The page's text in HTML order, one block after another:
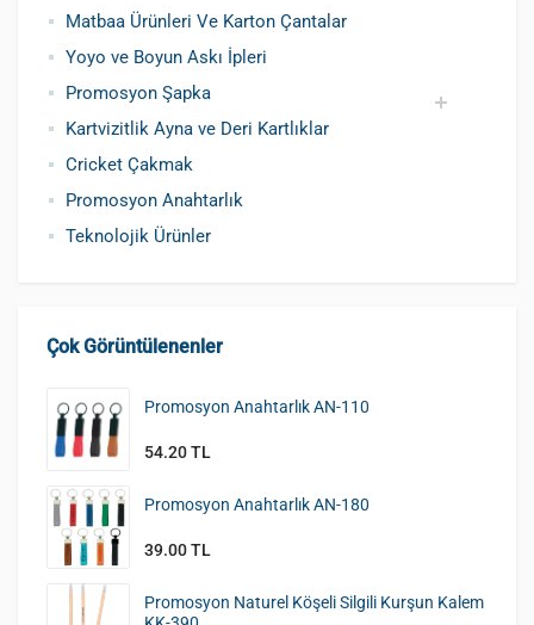
Matbaa Ürünleri Ve Karton Çantalar
Yoyo ve Boyun Askı İpleri
Promosyon Şapka
Pamuklu Şapka
Polyester Şapka
Baskılı Şapka Toptan
Kartvizitlik Ayna ve Deri Kartlıklar
Cricket Çakmak
Promosyon Anahtarlık
Teknolojik Ürünler
Çok Görüntülenenler
Promosyon Anahtarlık AN-110
54.20 TL
Promosyon Anahtarlık AN-180
39.00 TL
Promosyon Naturel Köşeli Silgili Kurşun Kalem